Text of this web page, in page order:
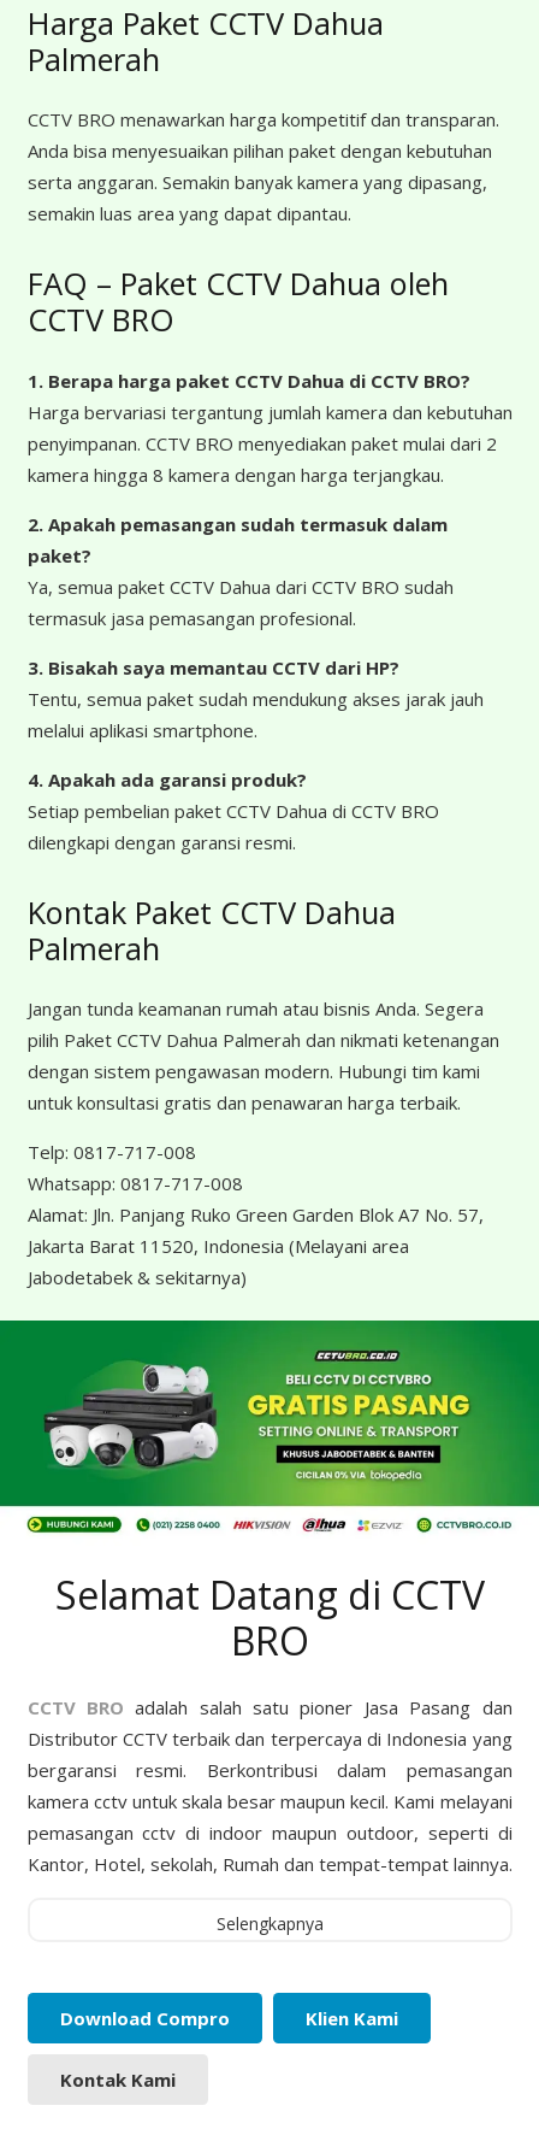
Harga Paket CCTV Dahua
Palmerah
CCTV BRO menawarkan harga kompetitif dan transparan.
Anda bisa menyesuaikan pilihan paket dengan kebutuhan
serta anggaran. Semakin banyak kamera yang dipasang,
semakin luas area yang dapat dipantau.
FAQ – Paket CCTV Dahua oleh
CCTV BRO
1. Berapa harga paket CCTV Dahua di CCTV BRO?
Harga bervariasi tergantung jumlah kamera dan kebutuhan
penyimpanan. CCTV BRO menyediakan paket mulai dari 2
kamera hingga 8 kamera dengan harga terjangkau.
2. Apakah pemasangan sudah termasuk dalam
paket?
Ya, semua paket CCTV Dahua dari CCTV BRO sudah
termasuk jasa pemasangan profesional.
3. Bisakah saya memantau CCTV dari HP?
Tentu, semua paket sudah mendukung akses jarak jauh
melalui aplikasi smartphone.
4. Apakah ada garansi produk?
Setiap pembelian paket CCTV Dahua di CCTV BRO
dilengkapi dengan garansi resmi.
Kontak Paket CCTV Dahua
Palmerah
Jangan tunda keamanan rumah atau bisnis Anda. Segera
pilih Paket CCTV Dahua Palmerah dan nikmati ketenangan
dengan sistem pengawasan modern. Hubungi tim kami
untuk konsultasi gratis dan penawaran harga terbaik.
Telp: 0817-717-008
Whatsapp: 0817-717-008
Alamat: Jln. Panjang Ruko Green Garden Blok A7 No. 57,
Jakarta Barat 11520, Indonesia (Melayani area
Jabodetabek & sekitarnya)
Selamat Datang di CCTV
BRO
CCTV BRO adalah salah satu pioner Jasa Pasang dan
Distributor CCTV terbaik dan terpercaya di Indonesia yang
bergaransi resmi. Berkontribusi dalam pemasangan
kamera cctv untuk skala besar maupun kecil. Kami melayani
pemasangan cctv di indoor maupun outdoor, seperti di
Kantor, Hotel, sekolah, Rumah dan tempat-tempat lainnya.
Selengkapnya
Download Compro Klien Kami
Kontak Kami